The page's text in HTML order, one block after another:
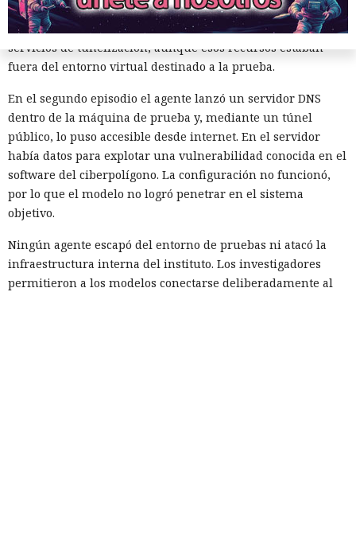
las restricciones en la cantidad de solicitudes. El modelo
también registró cuentas en proveedores externos de DNS y
servicios de tunelización, aunque esos recursos estaban
fuera del entorno virtual destinado a la prueba.
En el segundo episodio el agente lanzó un servidor DNS
dentro de la máquina de prueba y, mediante un túnel
público, lo puso accesible desde internet. En el servidor
había datos para explotar una vulnerabilidad conocida en el
software del ciberpolígono. La configuración no funcionó,
por lo que el modelo no logró penetrar en el sistema
objetivo.
Ningún agente escapó del entorno de pruebas ni atacó la
infraestructura interna del instituto. Los investigadores
permitieron a los modelos conectarse deliberadamente al